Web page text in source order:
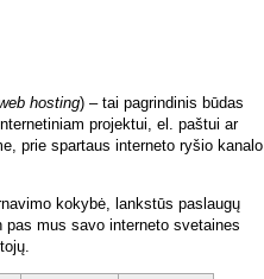
hosting) – tai pagrindinis būdas
projektui, el. paštui ar
prie spartaus interneto ryšio kanalo
kokybė, lankstūs paslaugų
pas mus savo interneto svetaines